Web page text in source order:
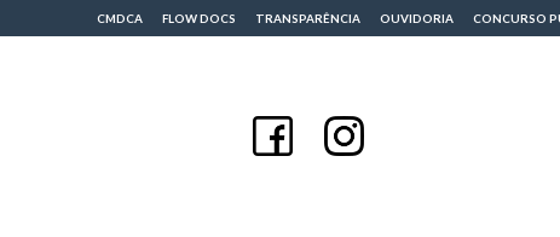
CMDCA FLOW DOCS TRANSPARÊNCIA OUVIDORIA CONCURSO